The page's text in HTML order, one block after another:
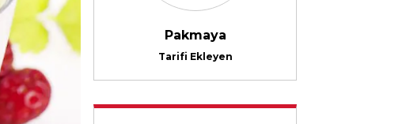
Pakmaya
Tarifi Ekleyen